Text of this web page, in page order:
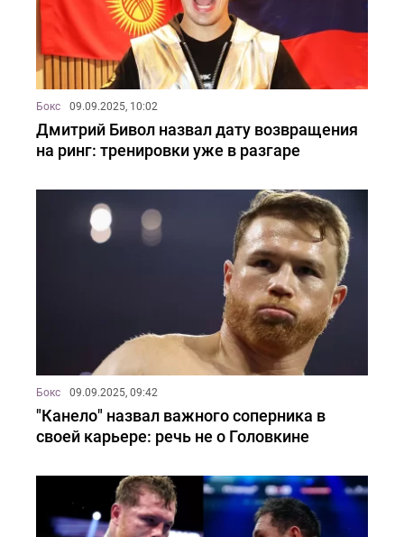
Бокс 09.09.2025, 10:02
Дмитрий Бивол назвал дату возвращения
на ринг: тренировки уже в разгаре
Бокс 09.09.2025, 09:42
"Канело" назвал важного соперника в
своей карьере: речь не о Головкине